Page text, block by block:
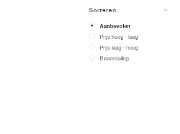
Sorteren
Aanbevolen
Prijs hoog - laag
Prijs laag - hoog
Beoordeling